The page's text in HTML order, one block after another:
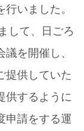
いました。
して、日ごろ
を開催し、
提供していた
供するように
申請をする運